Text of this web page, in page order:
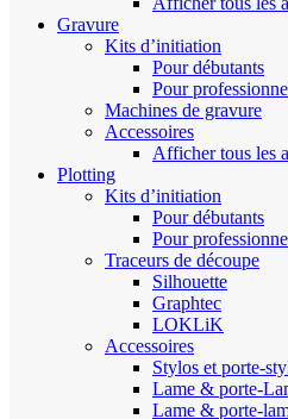
Gravure
Kits d’initiation
Pour débutants
Pour
Machines de gravure
Accessoires
Afficher tous les
Plotting
Kits d’initiation
Pour débutants
Pour
Traceurs de découpe
Silhouette
Graphtec
LOKLiK
Accessoires
Stylos et porte-
Lame & porte-
Lame & porte-